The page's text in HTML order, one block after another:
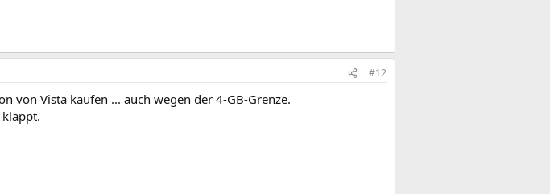
#12
von Vista kaufen ... auch wegen der 4-GB-Grenze.